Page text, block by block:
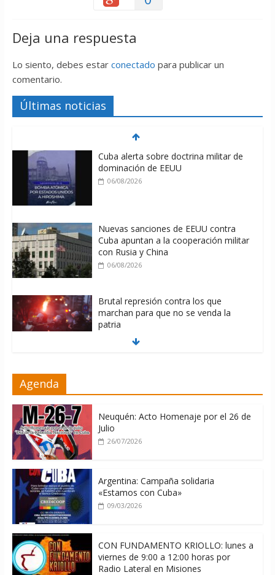
Deja una respuesta
Lo siento, debes estar conectado para publicar un
comentario.
Últimas noticias
Cuba alerta sobre doctrina militar de
dominación de EEUU
06/08/2026
Nuevas sanciones de EEUU contra
Cuba apuntan a la cooperación militar
con Rusia y China
06/08/2026
Brutal represión contra los que
marchan para que no se venda la
patria
06/08/2026
06/08/2026
Agenda
Neuquén: Acto Homenaje por el 26 de
Julio
26/07/2026
Argentina: Campaña solidaria
«Estamos con Cuba»
09/03/2026
CON FUNDAMENTO KRIOLLO: lunes a
viernes de 9:00 a 12:00 horas por
Radio Lateral en Misiones